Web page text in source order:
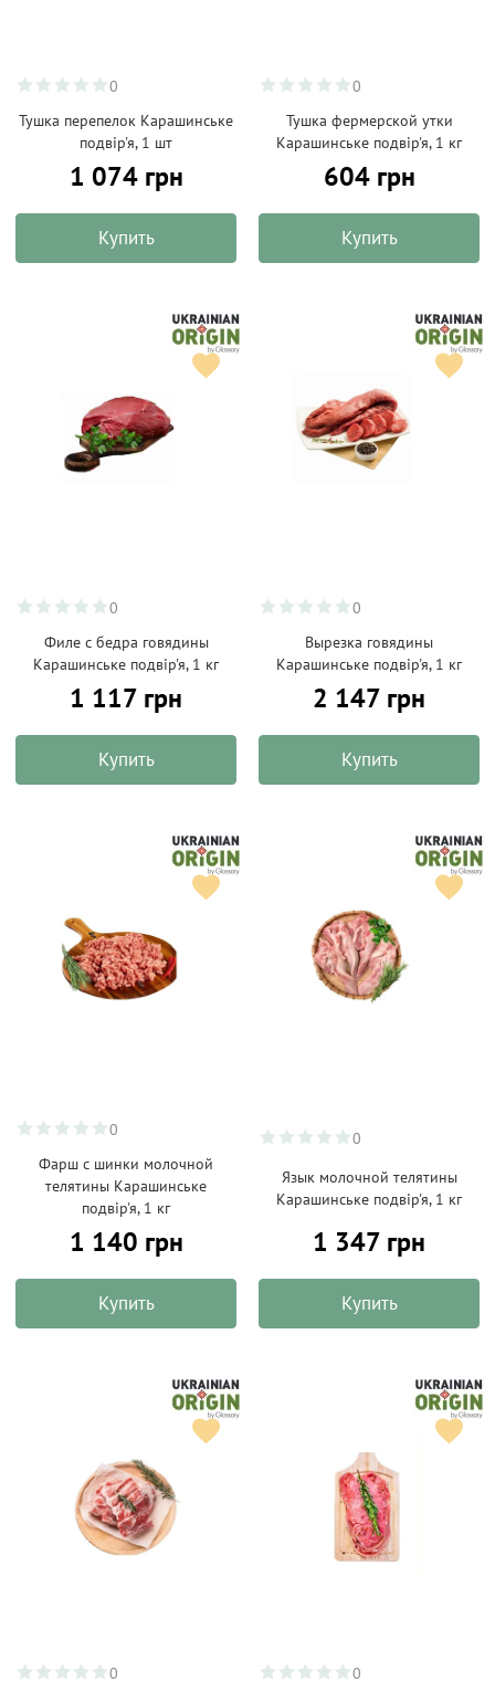
0
Тушка перепелок Карашинське
подвір'я, 1 шт
1 074 грн
Купить
0
Тушка фермерской утки
Карашинське подвір'я, 1 кг
604 грн
Купить
0
Филе с бедра говядины
Карашинське подвір'я, 1 кг
1 117 грн
Купить
0
Вырезка говядины
Карашинське подвір'я, 1 кг
2 147 грн
Купить
0
Фарш с шинки молочной
телятины Карашинське
подвір'я, 1 кг
1 140 грн
Купить
0
Язык молочной телятины
Карашинське подвір'я, 1 кг
1 347 грн
Купить
0 0